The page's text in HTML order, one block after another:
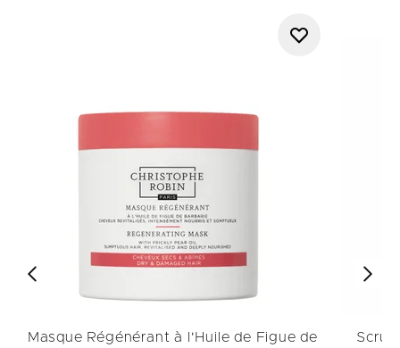
Masque Régénérant à l'Huile de Figue de